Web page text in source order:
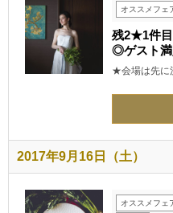
オススメフェ
残2★1件目
◎ゲスト満
★会場は先に
2017年9月16日（土）
オススメフェ